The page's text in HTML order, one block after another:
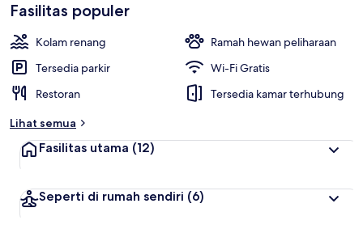
Fasilitas populer
Kolam renang
Ramah hewan peliharaan
Tersedia parkir
Wi-Fi Gratis
Restoran
Tersedia kamar terhubung
Lihat semua
Fasilitas utama (12)
Seperti di rumah sendiri (6)